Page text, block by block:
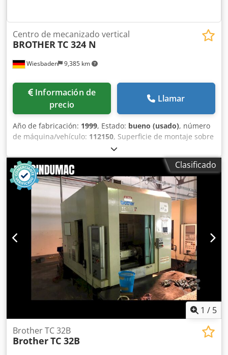
Wiesbaden 9,385 km
Centro de mecanizado vertical
BROTHER TC 324 N
Información de
precio
Llamar
Año de fabricación: 1999, Estado: bueno (usado), número
de máquina/vehículo: 112150, Superficie de montaje sobre
la mesa: 300 x 500 mm Recorridos en los ejes x/y/z:
420/300/250 mm Cono portaherramientas: BT 30 ISA
Distancia mínima/máxima entre la mesa y el husillo:
Velocidades de husillo: aprox. 10 - 10 000 rpm Avances:
aprox. 5 - 10 000 mm/min Avance rápido: x e y/z 25/20
m/min Motor del husillo: 7 kW Conexión eléctrica: 400 V,
aprox. 9 kVA Espacio necesario: 2500 x 1500 x 1450 mm
Cjdpfx Afjf Sainoujrf Peso: aprox. 2800 kg
Clasificado
1 / 5
Brother TC 32B
BrotherTC 32B